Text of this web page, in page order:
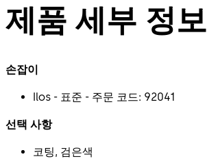
제품 세부 정보
손잡이
Ilos - 표준 - 주문 코드: 92041
선택 사항
코팅, 검은색